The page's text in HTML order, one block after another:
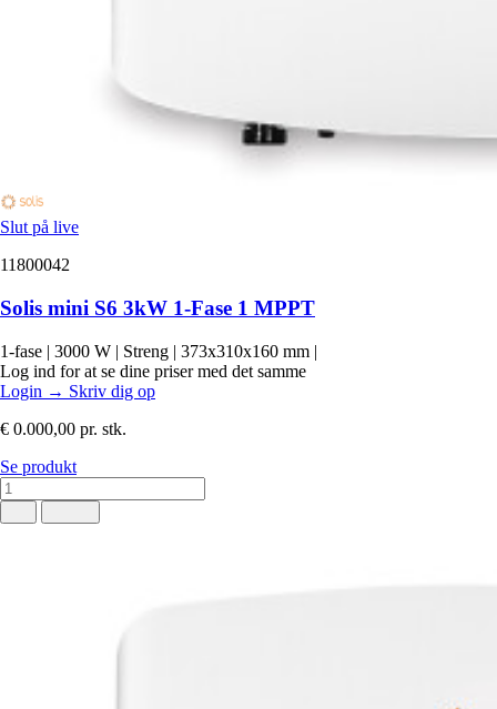
Slut på live
11800042
Solis mini S6 3kW 1-Fase 1 MPPT
1-fase | 3000 W | Streng | 373x310x160 mm |
Log ind for at se dine priser med det samme
Login → Skriv dig op
€ 0.000,00 pr. stk.
Se produkt